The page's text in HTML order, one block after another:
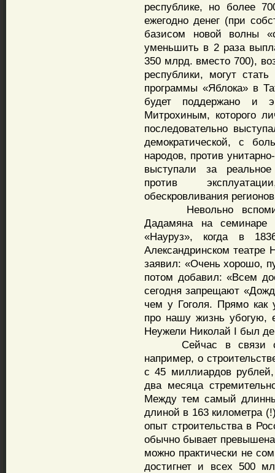
республике, но более
ежегодно денег (при
базисом новой волны
уменьшить в 2 раза
350 млрд. вместо 700),
республики, могут
программы «Яблока» в
будет поддержано и
Митрохиным, которого
последовательно
демократической, с
народов, против
выступали за
против
обескровливания
Невольно
Дадамяна на семинаре
«Науруз», когда в
Александринском
заявил: «Очень хорошо,
потом добавил: «Всем
сегодня запрещают
чем у Гоголя. Прямо как
про нашу жизнь убогую,
Неужели Николай I был
Сейчас в связи с
например, о
с 45 миллиардов рублей,
два месяца
Между тем самый
длиной в 163 километра
опыт строительства в
обычно бывает
можно практически не
достигнет и всех 500